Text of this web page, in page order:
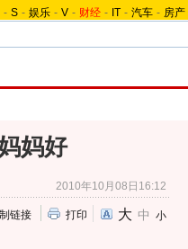
- S - 娱乐 - V - 财经 - IT - 汽车 - 房产
妈好
2010年10月08日16:12
链接 打印 大 中 小